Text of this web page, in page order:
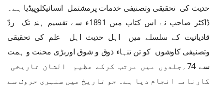
حدیث کی تحقیقی وتصنیفی خدمات پرمشتمل انسائیکلوپیڈیا ہے۔
ڈاکٹر صاحب نے اس کتاب میں 1891ء سے تقسیم ہند تک ردّ
قادیانیت کے سلسلے میں اہل حدیث اہل علم کی تحقیقی
وتصنیفی کاوشوں کو تن تنہاء ذوق و شوق اوربڑی محنت و ہمت
سے 74؍جلدوں میں مرتب کرکے عظیم الشان تاریخی
کارنامہ انجام دیا ہے۔ جو تاریخ میں سنہری حروف سے